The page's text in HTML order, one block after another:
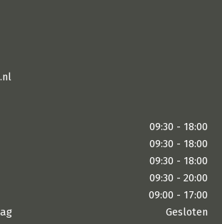
09:30 - 18:00
09:30 - 18:00
09:30 - 18:00
09:30 - 20:00
09:00 - 17:00
Gesloten